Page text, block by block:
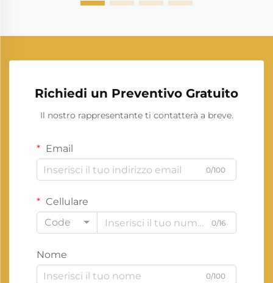
Richiedi un Preventivo Gratuito
Il nostro rappresentante ti contatterà a breve.
Email
0/100
Cellulare
Code
0/16
Nome
0/100